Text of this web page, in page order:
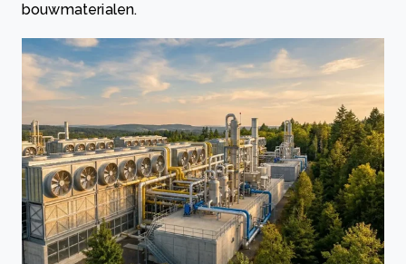
bouwmaterialen.